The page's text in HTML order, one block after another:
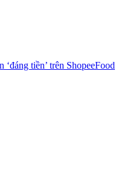
tiền’ trên ShopeeFood